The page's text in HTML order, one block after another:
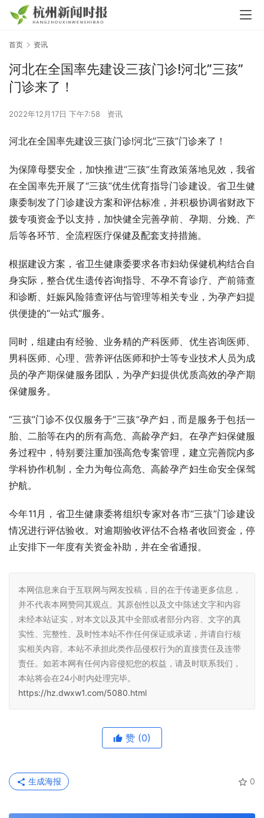
首页 资讯
河北在全国率先建设三孩门诊!河北”三孩”
门诊来了！
2022年12月17日 下午7:58 资讯
河北在全国率先建设三孩门诊!河北”三孩”门诊来了！
为保障母婴安全，加快推进“三孩”生育政策落地见效，我省
在全国率先开展了“三孩”优生优育指导门诊建设。省卫生健
康委制发了门诊建设方案和评估标准，并积极协调省财政下
拨专项资金予以支持，加快健全完善孕前、孕期、分娩、产
后等各环节、全流程医疗保健及配套支持措施。
根据建设方案，省卫生健康委要求各市妇幼保健机构结合自
身实际，整合优生遗传咨询指导、不孕不育诊疗、产前筛查
和诊断、妊娠风险筛查评估与管理等相关专业，为孕产妇提
供便捷的“一站式”服务。
同时，组建由有经验、业务精的产科医师、优生咨询医师、
男科医师、心理、营养评估医师和护士等专业技术人员为成
员的孕产期保健服务团队，为孕产妇提供优质高效的孕产期
保健服务。
“三孩”门诊不仅仅服务于“三孩”孕产妇，而是服务于包括一
胎、二胎等在内的所有高危、高龄孕产妇。在孕产妇保健服
务过程中，特别要注重加强高危专案管理，建立完善院内多
学科协作机制，全力为每位高危、高龄孕产妇生命安全保驾
护航。
今年11月，省卫生健康委将组织专家对各市“三孩”门诊建设
情况进行评估验收。对逾期验收评估不合格者收回资金，停
止安排下一年度有关资金补助，并在全省通报。
本网信息来自于互联网与网友投稿，目的在于传递更多信息，
并不代表本网赞同其观点。其原创性以及文中陈述文字和内容
未经本站证实，对本文以及其中全部或者部分内容、文字的真
实性、完整性、及时性本站不作任何保证或承诺，并请自行核
实相关内容。本站不承担此类作品侵权行为的直接责任及连带
责任。如若本网有任何内容侵犯您的权益，请及时联系我们，
本站将会在24小时内处理完毕。
https://hz.dwxw1.com/5080.html
赞 (0)
0
生成海报